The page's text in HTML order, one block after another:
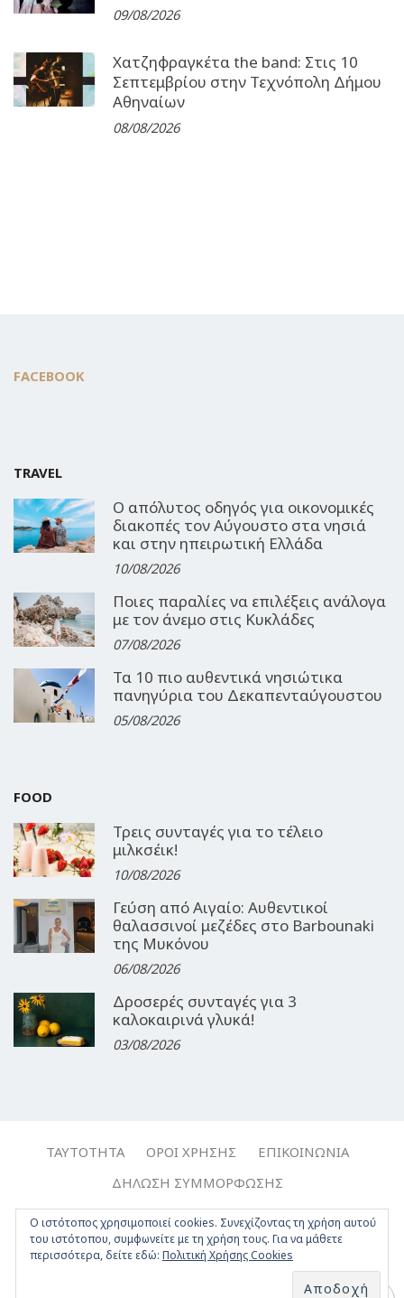
09/08/2026
Χατζηφραγκέτα the band: Στις 10
Σεπτεμβρίου στην Τεχνόπολη Δήμου
Αθηναίων
08/08/2026
FACEBOOK
TRAVEL
Ο απόλυτος οδηγός για οικονομικές
διακοπές τον Αύγουστο στα νησιά
και στην ηπειρωτική Ελλάδα
10/08/2026
Ποιες παραλίες να επιλέξεις ανάλογα
με τον άνεμο στις Κυκλάδες
07/08/2026
Τα 10 πιο αυθεντικά νησιώτικα
πανηγύρια του Δεκαπενταύγουστου
05/08/2026
FOOD
Τρεις συνταγές για το τέλειο
μιλκσέικ!
10/08/2026
Γεύση από Αιγαίο: Αυθεντικοί
θαλασσινοί μεζέδες στο Barbounaki
της Μυκόνου
06/08/2026
Δροσερές συνταγές για 3
καλοκαιρινά γλυκά!
03/08/2026
ΤΑΥΤΌΤΗΤΑ ΌΡΟΙ ΧΡΉΣΗΣ
ΕΠΙΚΟΙΝΩΝΊΑ
ΔΉΛΩΣΗ ΣΥΜΜΌΡΦΩΣΗΣ
Copyright © 2017-2026, Travelgirl.gr | All rights reserved.
Crafted byApptime.
Youtube
Ο ιστότοπος χρησιμοποιεί cookies. Συνεχίζοντας τη χρήση αυτού
του ιστότοπου, συμφωνείτε με τη χρήση τους. Για να μάθετε
περισσότερα, δείτε εδώ: Πολιτική Χρήσης Cookies